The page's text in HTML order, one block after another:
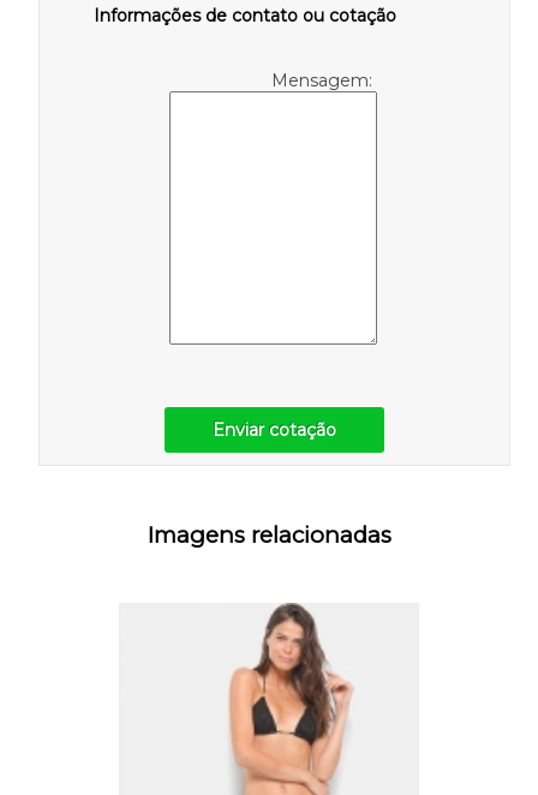
Informações de contato ou cotação
Mensagem:
Enviar cotação
Imagens relacionadas